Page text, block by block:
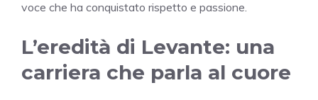
voce che ha conquistato rispetto e passione.
L’eredità di Levante: una
carriera che parla al cuore